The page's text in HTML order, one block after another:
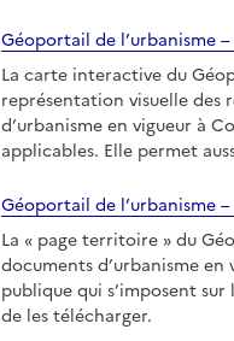
Géoportail de l’urbanisme
La carte interactive du
représentation visuelle des
d’urbanisme en vigueur à
applicables. Elle permet
Géoportail de l’urbanisme
La
page territoire
du
documents d’urbanisme
publique qui s’imposent
de les télécharger.